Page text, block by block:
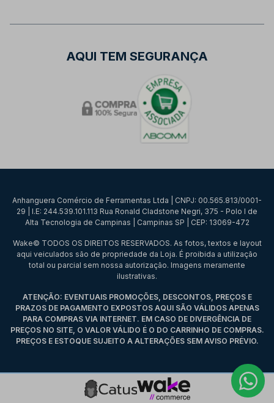
AQUI TEM SEGURANÇA
Anhanguera Comércio de Ferramentas Ltda | CNPJ: 00.565.813/0001-
29 | I.E: 244.539.101.113 Rua Ronald Cladstone Negri, 375 - Polo I de
Alta Tecnologia de Campinas | Campinas SP | CEP: 13069-472
Wake© TODOS OS DIREITOS RESERVADOS. As fotos, textos e layout
aqui veiculados são de propriedade da Loja. É proibida a utilização
total ou parcial sem nossa autorização. Imagens meramente
ilustrativas.
ATENÇÃO: EVENTUAIS PROMOÇÕES, DESCONTOS, PREÇOS E
PRAZOS DE PAGAMENTO EXPOSTOS AQUI SÃO VÁLIDOS APENAS
PARA COMPRAS VIA INTERNET. EM CASO DE DIVERGÊNCIA DE
PREÇOS NO SITE, O VALOR VÁLIDO É O DO CARRINHO DE COMPRAS.
PREÇOS E ESTOQUE SUJEITO A ALTERAÇÕES SEM AVISO PRÉVIO.